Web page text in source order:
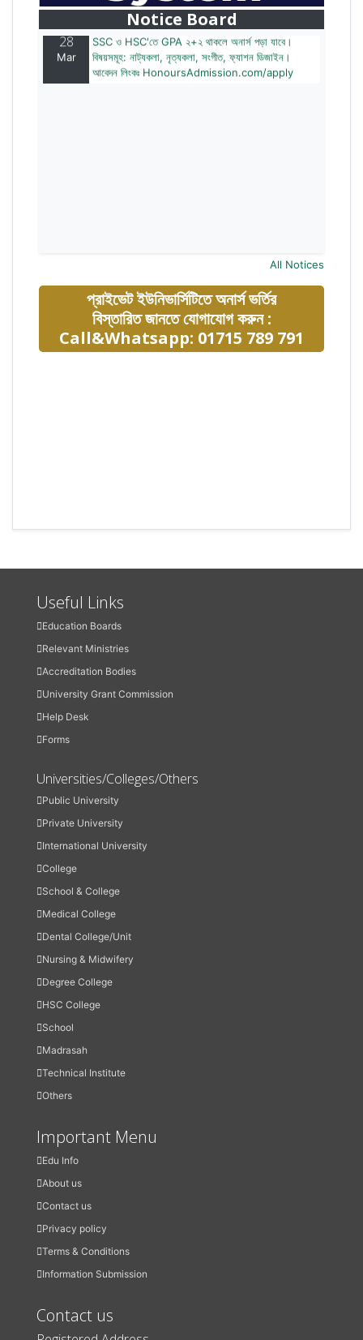
Notice Board
আবেদন লিংকঃ HonoursAdmission.com/apply
28
Mar
SSC ও HSC'তে GPA ২+২ থাকলে অনার্স পড়া যাবে।
বিষয়সমূহ: নাট্যকলা, নৃত্যকলা, সংগীত, ফ্যাশন ডিজাইন।
আবেদন লিংকঃ HonoursAdmission.com/apply
All Notices
প্রাইভেট ইউনিভার্সিটিতে অনার্স ভর্তির
বিস্তারিত জানতে যোগাযোগ করুন :
Call&Whatsapp: 01715 789 791
Useful Links
Education Boards
Relevant Ministries
Accreditation Bodies
University Grant Commission
Help Desk
Forms
Universities/Colleges/Others
Public University
Private University
International University
College
School & College
Medical College
Dental College/Unit
Nursing & Midwifery
Degree College
HSC College
School
Madrasah
Technical Institute
Others
Important Menu
Edu Info
About us
Contact us
Privacy policy
Terms & Conditions
Information Submission
Contact us